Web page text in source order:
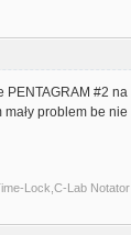
PENTAGRAM #2 na
problem be nie
Lock,C-Lab Notator